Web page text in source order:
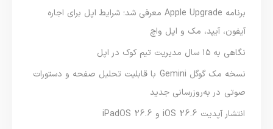
برنامه Apple Upgrade معرفی شد؛ شرایط اپل برای اجاره
آیفون، آیپد، مک و اپل واچ
نگاهی به ۱۵ سال مدیریت تیم کوک در اپل
نسخه مک گوگل Gemini با قابلیت تحلیل صفحه و دستورات
صوتی در به‌روزرسانی جدید
انتشار آپدیت iOS 26.6 و iPadOS 26.6